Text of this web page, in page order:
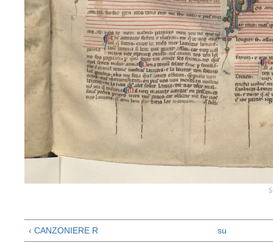
‹ CANZONIERE R su